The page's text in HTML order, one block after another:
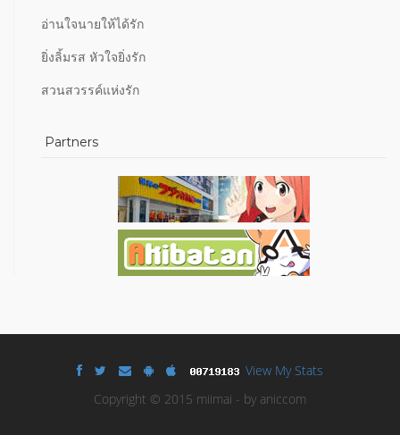
อ่านใจนายให้ได้รัก
ยิ่งลิ้มรส หัวใจยิ่งรัก
สวนสวรรค์แห่งรัก
Partners
View My Stats
Copyright © 2015 miimai - by aniccom